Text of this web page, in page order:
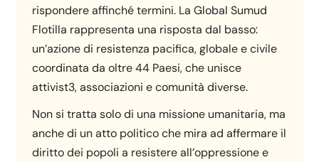
rispondere affinché termini. La Global Sumud
Flotilla rappresenta una risposta dal basso:
un’azione di resistenza pacifica, globale e civile
coordinata da oltre 44 Paesi, che unisce
attivist3, associazioni e comunità diverse.
Non si tratta solo di una missione umanitaria, ma
anche di un atto politico che mira ad affermare il
diritto dei popoli a resistere all’oppressione e